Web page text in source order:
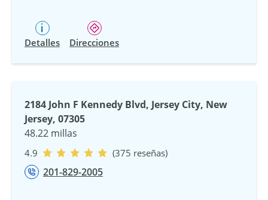
Detalles Direcciones
2184 John F Kennedy Blvd, Jersey City, New
Jersey, 07305
48.22 millas
4.9 (375 reseñas)
201-829-2005